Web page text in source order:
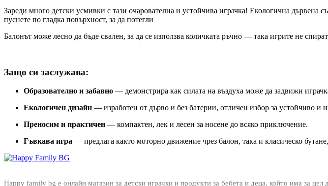
Зареди много детски усмивки с тази очарователна и устойчива играчка! Екологична дървена
пуснете по гладка повърхност, за да потегли
Балонът може лесно да бъде свален, за да се използва количката ръчно — така игрите не
Защо си заслужава:
Образователно и забавно — демонстрира как силата на въздуха може да задвижи
Екологичен дизайн — изработен от дърво и без батерии, отличен избор за устойчиво и
Преносим и практичен — компактен, лек и лесен за носене до всяко приключение.
Гъвкава игра — предлага както моторно движение чрез балон, така и класическо
Happy family bg е онлайн магазин за детски играчки и продукти за бебета и деца, който има за